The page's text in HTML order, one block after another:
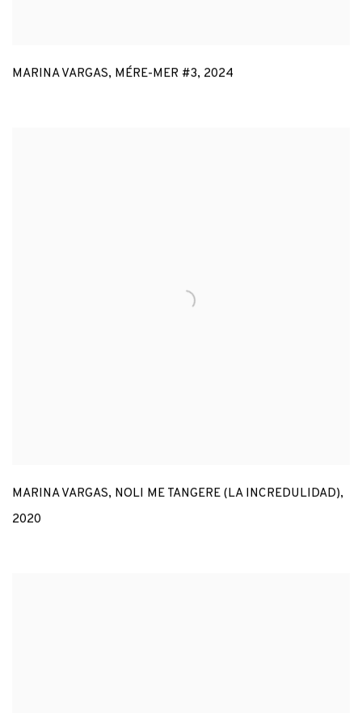
MARINA VARGAS, MÉRE-MER #3, 2024
MARINA VARGAS, NOLI ME TANGERE (LA INCREDULIDAD),
2020